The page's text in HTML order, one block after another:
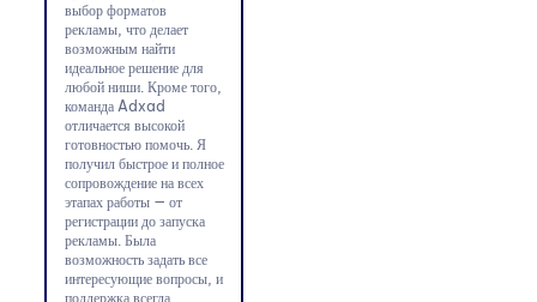
выбор форматов
рекламы, что делает
возможным найти
идеальное решение для
любой ниши. Кроме того,
команда Adxad
отличается высокой
готовностью помочь. Я
получил быстрое и полное
сопровождение на всех
этапах работы — от
регистрации до запуска
рекламы. Была
возможность задать все
интересующие вопросы, и
поддержка всегда